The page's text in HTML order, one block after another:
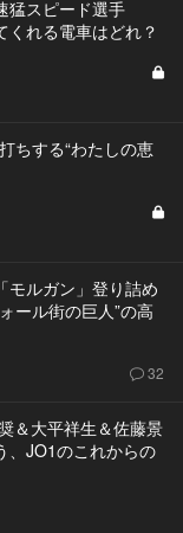
猛スピード選手
くれる電車はどれ？
ちする“わたしの恵
モルガン」登り詰め
ール街の巨人”の高
32
＆大平祥生＆佐藤景
、JO1のこれからの